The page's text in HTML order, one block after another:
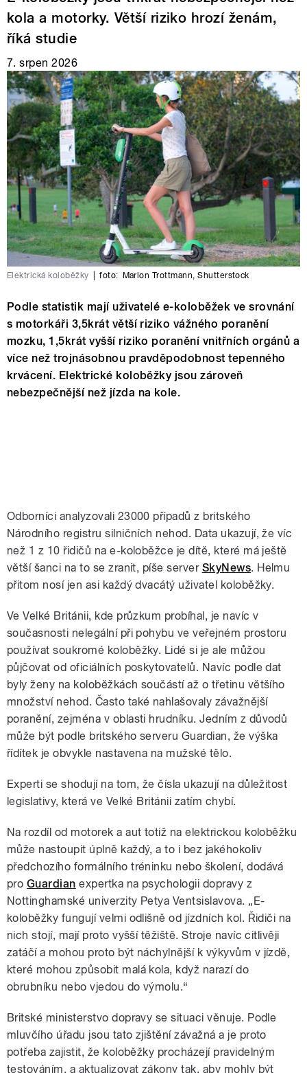
kola a motorky. Větší riziko hrozí ženám,
říká studie
7. srpen 2026
Elektrická koloběžky foto: Marlon Trottmann,Shutterstock
Podle statistik mají uživatelé e-koloběžek ve srovnání
s motorkáři 3,5krát větší riziko vážného poranění
mozku, 1,5krát vyšší riziko poranění vnitřních orgánů a
více než trojnásobnou pravděpodobnost tepenného
krvácení. Elektrické koloběžky jsou zároveň
nebezpečnější než jízda na kole.
Odborníci analyzovali 23000 případů z britského
Národního registru silničních nehod. Data ukazují, že víc
než 1 z 10 řidičů na e-koloběžce je dítě, které má ještě
větší šanci na to se zranit, píše server SkyNews. Helmu
přitom nosí jen asi každý dvacátý uživatel koloběžky.
Ve Velké Británii, kde průzkum probíhal, je navíc v
současnosti nelegální při pohybu ve veřejném prostoru
používat soukromé koloběžky. Lidé si je ale můžou
půjčovat od oficiálních poskytovatelů. Navíc podle dat
byly ženy na koloběžkách součástí až o třetinu většího
množství nehod. Často také nahlašovaly závažnější
poranění, zejména v oblasti hrudníku. Jedním z důvodů
může být podle britského serveru Guardian, že výška
řídítek je obvykle nastavena na mužské tělo.
Experti se shodují na tom, že čísla ukazují na důležitost
legislativy, která ve Velké Británii zatím chybí.
Na rozdíl od motorek a aut totiž na elektrickou koloběžku
může nastoupit úplně každý, a to i bez jakéhokoliv
předchozího formálního tréninku nebo školení, dodává
pro Guardian expertka na psychologii dopravy z
Nottinghamské univerzity Petya Ventsislavova. „E-
koloběžky fungují velmi odlišně od jízdních kol. Řidiči na
nich stojí, mají proto vyšší těžiště. Stroje navíc citlivěji
zatáčí a mohou proto být náchylnější k výkyvům v jízdě,
které mohou způsobit malá kola, když narazí do
obrubníku nebo vjedou do výmolu.“
Britské ministerstvo dopravy se situaci věnuje. Podle
mluvčího úřadu jsou tato zjištění závažná a je proto
potřeba zajistit, že koloběžky procházejí pravidelným
testováním, a aktualizovat zákony tak, aby mohly být